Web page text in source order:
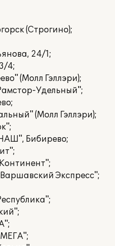
(Строгино);
24/1;
4;
(Молл Гэллэри);
Удельный";
(Молл Гэллэри);
Бибирево;
Экспресс";